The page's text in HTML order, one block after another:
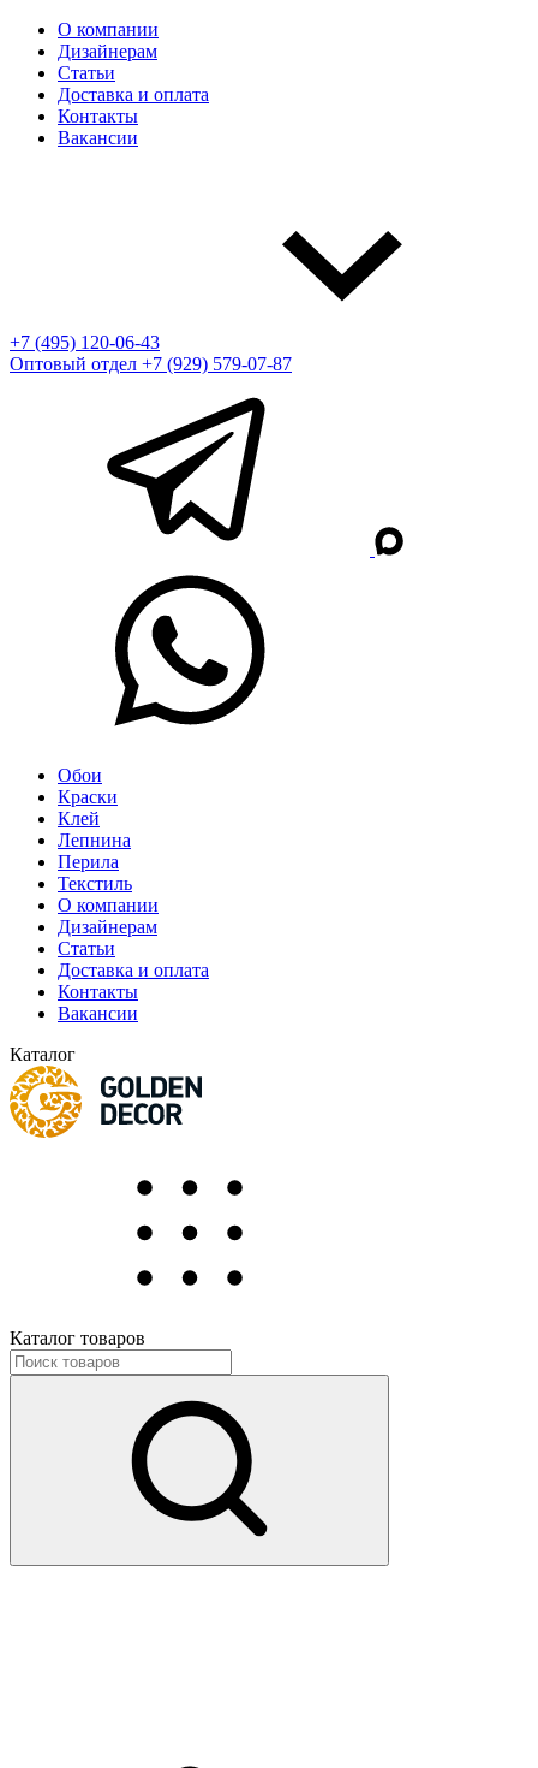
О компании
Дизайнерам
Статьи
Доставка и оплата
Контакты
Вакансии
+7 (495) 120-06-43
Оптовый отдел +7 (929) 579-07-87
Обои
Краски
Клей
Лепнина
Перила
Текстиль
О компании
Дизайнерам
Статьи
Доставка и оплата
Контакты
Вакансии
Каталог
Каталог товаров